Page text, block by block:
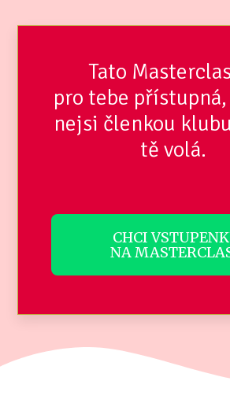
Tato
pro tebe
nejsi členkou
tě volá.
CHCI
NA